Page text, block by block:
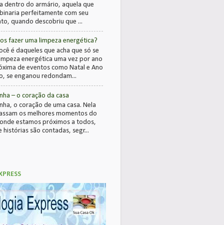
dentro do armário, aquela que
perfeitamente com seu
quando descobriu que ...
fazer uma limpeza energética?
é daqueles que acha que só se
energética uma vez por ano
de eventos como Natal e Ano
se enganou redondam...
– o coração da casa
o coração de uma casa. Nela
os melhores momentos do
estamos próximos a todos,
histórias são contadas, segr...